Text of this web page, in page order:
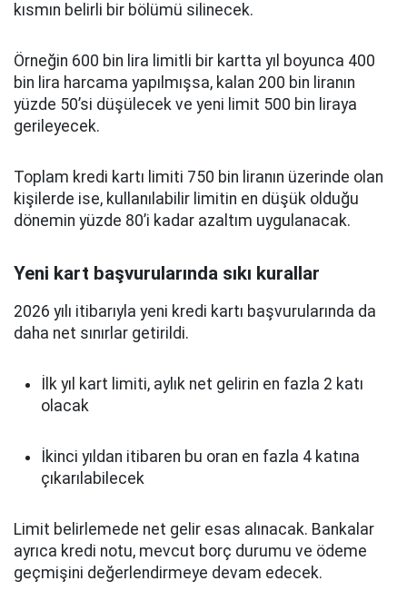
kısmın belirli bir bölümü silinecek.
Örneğin 600 bin lira limitli bir kartta yıl boyunca 400
bin lira harcama yapılmışsa, kalan 200 bin liranın
yüzde 50’si düşülecek ve yeni limit 500 bin liraya
gerileyecek.
Toplam kredi kartı limiti 750 bin liranın üzerinde olan
kişilerde ise, kullanılabilir limitin en düşük olduğu
dönemin yüzde 80’i kadar azaltım uygulanacak.
Yeni kart başvurularında sıkı kurallar
2026 yılı itibarıyla yeni kredi kartı başvurularında da
daha net sınırlar getirildi.
İlk yıl kart limiti, aylık net gelirin en fazla 2 katı
olacak
İkinci yıldan itibaren bu oran en fazla 4 katına
çıkarılabilecek
Limit belirlemede net gelir esas alınacak. Bankalar
ayrıca kredi notu, mevcut borç durumu ve ödeme
geçmişini değerlendirmeye devam edecek.